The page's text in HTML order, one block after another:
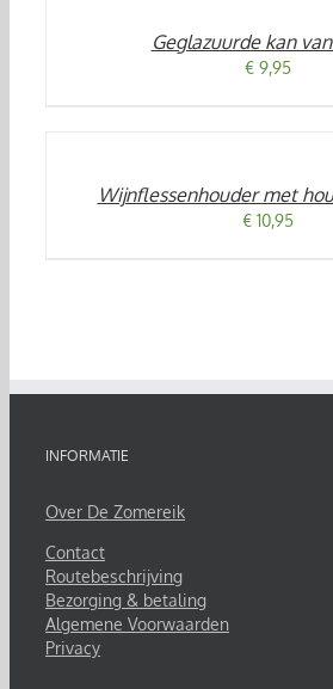
Geglazuurde kan
€9,95
DETAILSWijnflessenhouder met
€10,95
INFORMATIE
Over De Zomereik
Contact
Routebeschrijving
Bezorging & betaling
Algemene Voorwaarden
Privacy